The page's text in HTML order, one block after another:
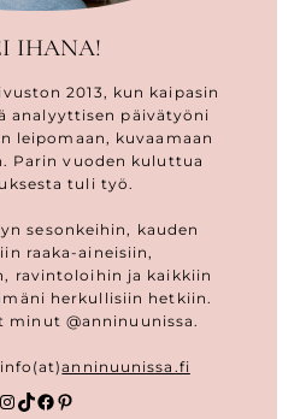
IHANA!
2013, kun kaipasin
analyyttisen päivätyöni
leipomaan, kuvaamaan
Parin vuoden kuluttua
tuli työ.
sesonkeihin, kauden
raaka-aineisiin,
ravintoloihin ja kaikkiin
herkullisiin hetkiin.
minut @anninuunissa.
anninuunissa.fi
Instagram
TikTok
Facebook
Pinterest